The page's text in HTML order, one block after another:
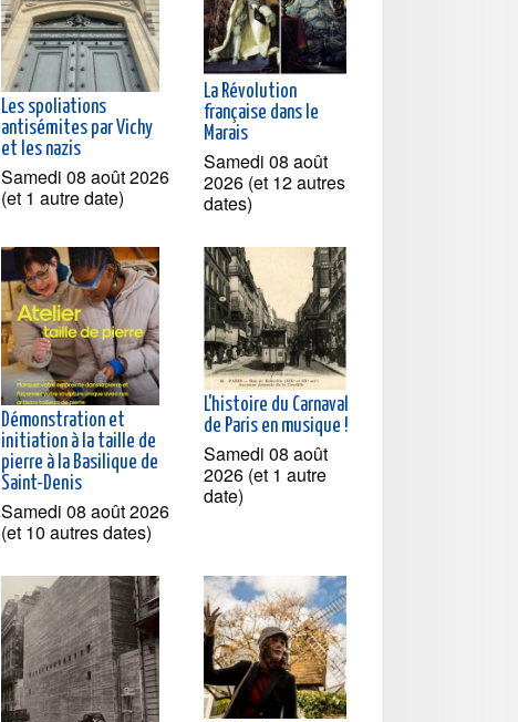
Les spoliations
antisémites par Vichy
et les nazis
Samedi 08 août 2026
(et 1 autre date)
La Révolution
française dans le
Marais
Samedi 08 août
2026 (et 12 autres
dates)
Démonstration et
initiation à la taille de
pierre à la Basilique de
Saint-Denis
Samedi 08 août 2026
(et 10 autres dates)
L'histoire du Carnaval
de Paris en musique !
Samedi 08 août
2026 (et 1 autre
date)